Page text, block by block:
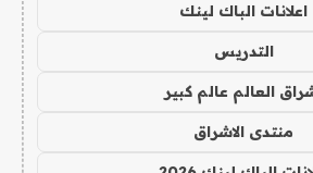
اعلانات الباك لينك
التدريس
العالم عالم كبير
منتدى الاشراق